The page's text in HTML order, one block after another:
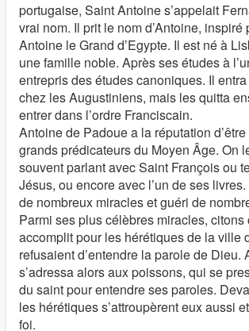
portugaise, Saint Antoine s’appelait
vrai nom. Il prit le nom d’Antoine, inspiré
Antoine le Grand d’Egypte. Il est né à
une famille noble. Après ses études à
entrepris des études canoniques. Il entra
chez les Augustiniens, mais les quitta
entrer dans l’ordre Franciscain.
Antoine de Padoue a la réputation
grands prédicateurs du Moyen Âge. On
souvent parlant avec Saint François ou
Jésus, ou encore avec l’un de ses
de nombreux miracles et guéri de
Parmi ses plus célèbres miracles, citons
accomplit pour les hérétiques de la ville
refusaient d’entendre la parole de Dieu.
s’adressa alors aux poissons, qui se
du saint pour entendre ses paroles.
les hérétiques s’attroupèrent eux aussi
foi.